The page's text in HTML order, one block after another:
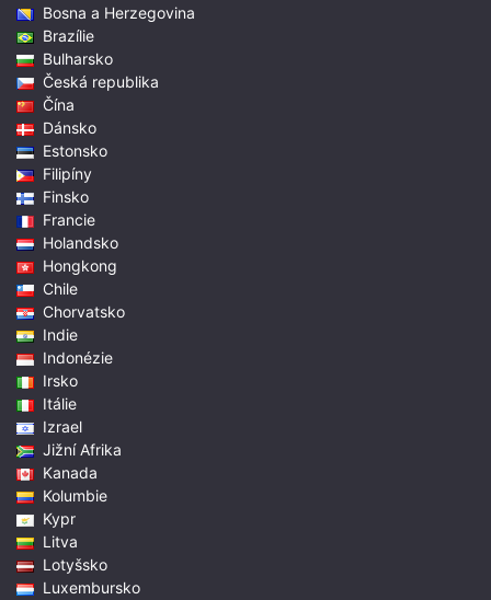
Bosna a Herzegovina
Brazílie
Bulharsko
Česká republika
Čína
Dánsko
Estonsko
Filipíny
Finsko
Francie
Holandsko
Hongkong
Chile
Chorvatsko
Indie
Indonézie
Irsko
Itálie
Izrael
Jižní Afrika
Kanada
Kolumbie
Kypr
Litva
Lotyšsko
Luxembursko